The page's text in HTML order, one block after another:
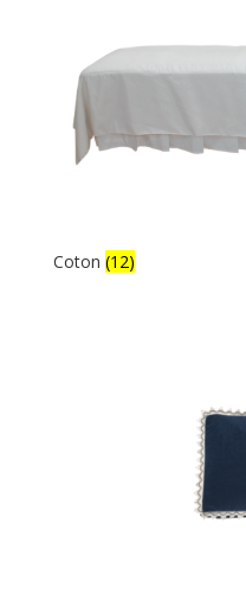
Coton (12)